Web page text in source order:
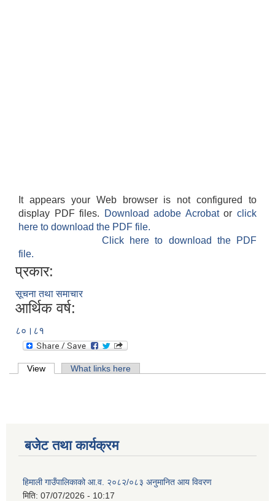
It appears your Web browser is not configured to
display PDF files.
Download adobe Acrobatorclick
here to download the PDF file.
Click here to download the PDF
file.
प्रकार:
सूचना तथा समाचार
आर्थिक वर्ष:
८०।८१
Primary tabs
View (active tab)What links here
बजेट तथा कार्यक्रम
हिमाली गाउँपालिकाको आ.व. २०८२/०८३ अनुमानित आय विवरण
मिति: 07/07/2026 - 10:17